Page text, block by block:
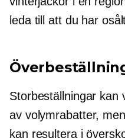
leda till att du har
Storbeställningar kan
av volymrabatter,
kan resultera i